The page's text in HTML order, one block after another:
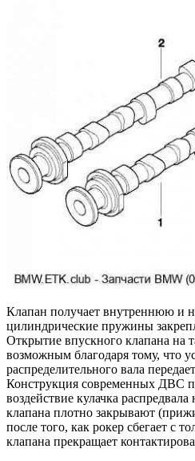
Клапан получает внутреннюю
цилиндрические пружины
Открытие впускного клапана на
возможным благодаря тому, что
распределительного вала
Конструкция современных ДВС
воздействие кулачка
клапана плотно закрывают
после того, как рокер сбегает с
клапана прекращает